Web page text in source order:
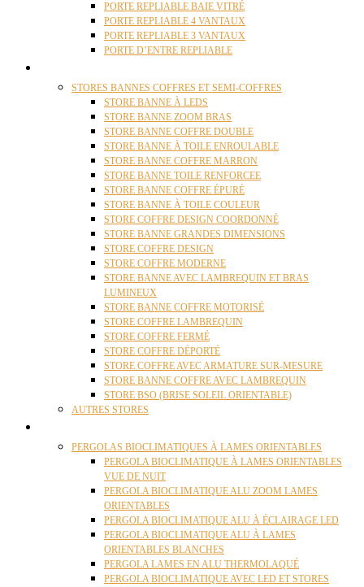
PORTE REPLIABLE BAIE VITRÉ
PORTE REPLIABLE 4 VANTAUX
PORTE REPLIABLE 3 VANTAUX
PORTE D’ENTRE REPLIABLE
STORES BANNES COFFRES ET SEMI-COFFRES
STORE BANNE À LEDS
STORE BANNE ZOOM BRAS
STORE BANNE COFFRE DOUBLE
STORE BANNE À TOILE ENROULABLE
STORE BANNE COFFRE MARRON
STORE BANNE TOILE RENFORCEE
STORE BANNE COFFRE ÉPURÉ
STORE BANNE À TOILE COULEUR
STORE COFFRE DESIGN COORDONNÉ
STORE BANNE GRANDES DIMENSIONS
STORE COFFRE DESIGN
STORE COFFRE MODERNE
STORE BANNE AVEC LAMBREQUIN ET BRAS
LUMINEUX
STORE BANNE COFFRE MOTORISÉ
STORE COFFRE LAMBREQUIN
STORE COFFRE FERMÉ
STORE COFFRE DÉPORTÉ
STORE COFFRE AVEC ARMATURE SUR-MESURE
STORE BANNE COFFRE AVEC LAMBREQUIN
STORE BSO (BRISE SOLEIL ORIENTABLE)
AUTRES STORES
PERGOLAS BIOCLIMATIQUES À LAMES ORIENTABLES
PERGOLA BIOCLIMATIQUE À LAMES ORIENTABLES
VUE DE NUIT
PERGOLA BIOCLIMATIQUE ALU ZOOM LAMES
ORIENTABLES
PERGOLA BIOCLIMATIQUE ALU À ÉCLAIRAGE LED
PERGOLA BIOCLIMATIQUE ALU À LAMES
ORIENTABLES BLANCHES
PERGOLA LAMES EN ALU THERMOLAQUÉ
PERGOLA BIOCLIMATIQUE AVEC LED ET STORES